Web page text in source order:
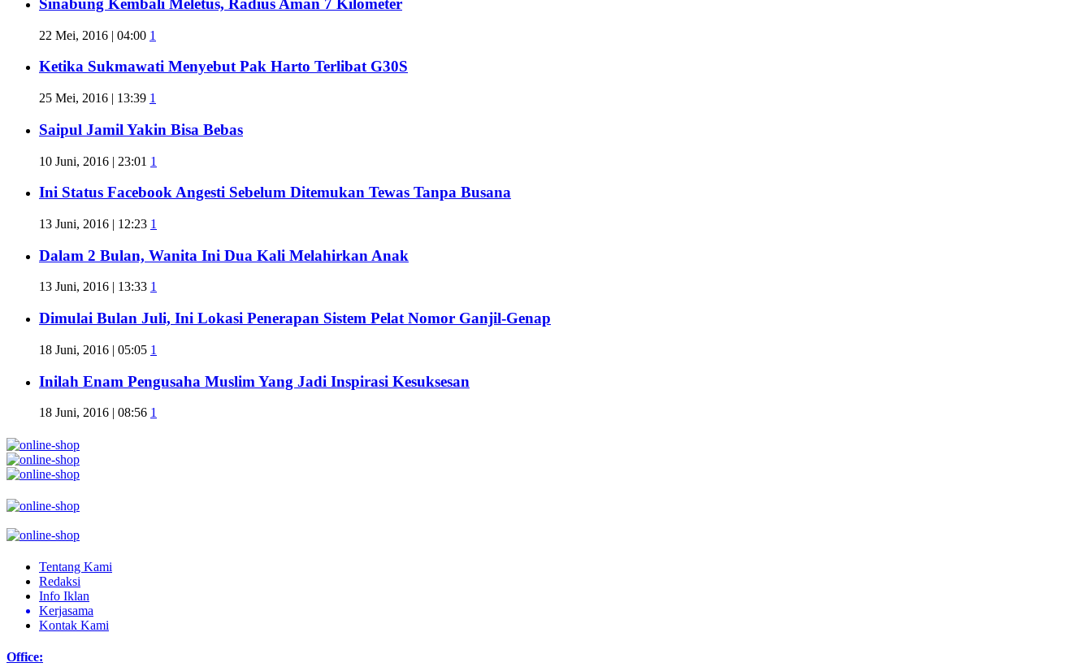
Sinabung Kembali Meletus, Radius Aman 7 Kilometer
22 Mei, 2016 | 04:00 1
Ketika Sukmawati Menyebut Pak Harto Terlibat G30S
25 Mei, 2016 | 13:39 1
Saipul Jamil Yakin Bisa Bebas
10 Juni, 2016 | 23:01 1
Ini Status Facebook Angesti Sebelum Ditemukan Tewas Tanpa Busana
13 Juni, 2016 | 12:23 1
Dalam 2 Bulan, Wanita Ini Dua Kali Melahirkan Anak
13 Juni, 2016 | 13:33 1
Dimulai Bulan Juli, Ini Lokasi Penerapan Sistem Pelat Nomor Ganjil-Genap
18 Juni, 2016 | 05:05 1
Inilah Enam Pengusaha Muslim Yang Jadi Inspirasi Kesuksesan
18 Juni, 2016 | 08:56 1
Tentang Kami
Redaksi
Info Iklan
Kerjasama
Kontak Kami
Office: